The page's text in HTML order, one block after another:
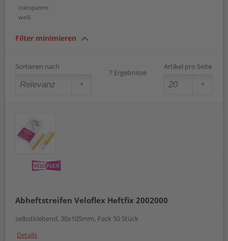
transparent
weiß
Filter minimieren
Sortieren nach
7 Ergebnisse
Artikel pro Seite
Abheftstreifen Veloflex Heftfix 2002000
selbstklebend, 30x105mm, Pack 50 Stück
Details